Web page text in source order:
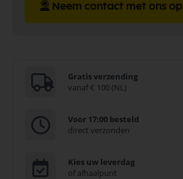
Neem contact met ons op
Gratis verzending
vanaf € 100 (NL)
Voor 17:00 besteld
direct verzonden
Kies uw leverdag
of afhaalpunt